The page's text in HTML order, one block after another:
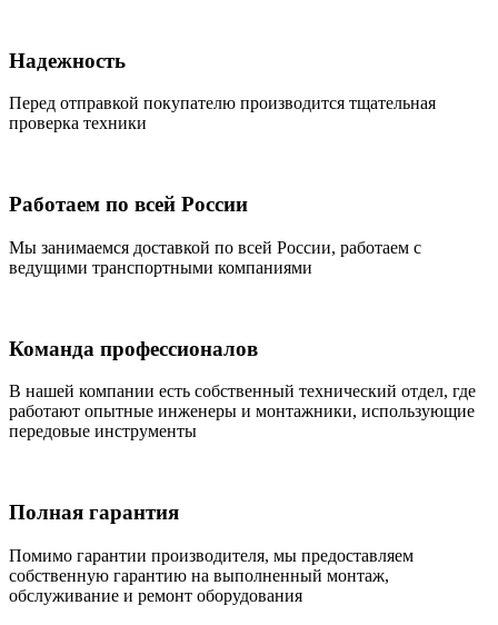
Надежность
Перед отправкой покупателю производится тщательная
проверка техники
Работаем по всей России
Мы занимаемся доставкой по всей России, работаем с
ведущими транспортными компаниями
Команда профессионалов
В нашей компании есть собственный технический отдел, где
работают опытные инженеры и монтажники, использующие
передовые инструменты
Полная гарантия
Помимо гарантии производителя, мы предоставляем
собственную гарантию на выполненный монтаж,
обслуживание и ремонт оборудования